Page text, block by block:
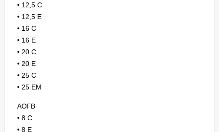
• 12,5 С
• 12,5 Е
• 16 С
• 16 Е
• 20 С
• 20 Е
• 25 С
• 25 ЕМ
АОГВ
• 8 С
• 8 Е